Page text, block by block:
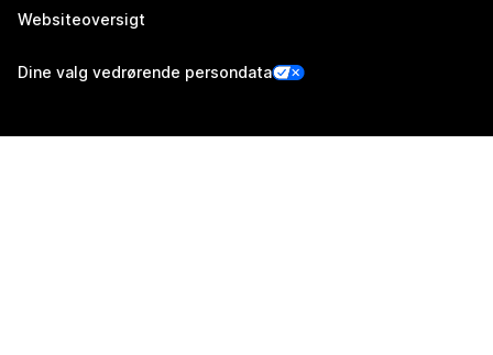
Websiteoversigt
Dine valg vedrørende persondata